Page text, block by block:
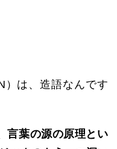
）は、造語なんです
言葉の源の原理とい